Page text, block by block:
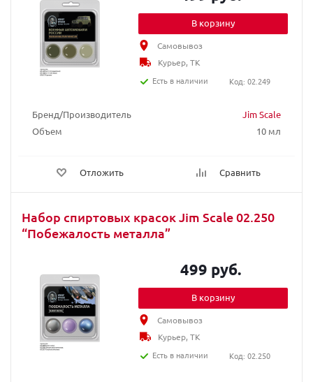
Бренд/Производитель
Jim Scale
Объем
10 мл
Отложить Сравнить
В корзину
Самовывоз
Курьер, ТК
Есть в наличии
Код: 02.249
Набор спиртовых красок Jim Scale 02.250
“Побежалость металла”
499 руб.
В корзину
Самовывоз
Курьер, ТК
Есть в наличии
Код: 02.250